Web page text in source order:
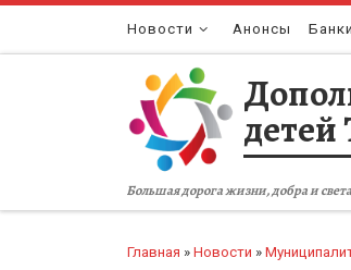
Перейти к содержимому
Новости Анонсы
детей
Большая дорога жизни, добра и
Главная » Новости »